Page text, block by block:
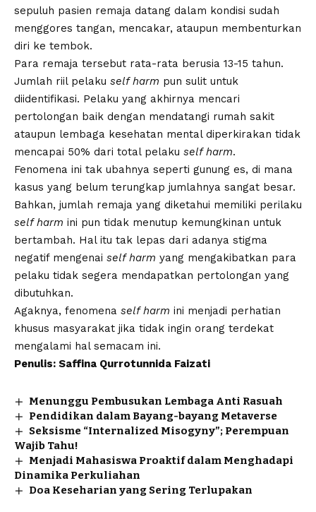
sepuluh pasien remaja datang dalam kondisi sudah
menggores tangan, mencakar, ataupun membenturkan
diri ke tembok.
Para remaja tersebut rata-rata berusia 13-15 tahun.
Jumlah riil pelaku self harm pun sulit untuk
diidentifikasi. Pelaku yang akhirnya mencari
pertolongan baik dengan mendatangi rumah sakit
ataupun lembaga kesehatan mental diperkirakan tidak
mencapai 50% dari total pelaku self harm.
Fenomena ini tak ubahnya seperti gunung es, di mana
kasus yang belum terungkap jumlahnya sangat besar.
Bahkan, jumlah remaja yang diketahui memiliki perilaku
self harm ini pun tidak menutup kemungkinan untuk
bertambah. Hal itu tak lepas dari adanya stigma
negatif mengenai self harm yang mengakibatkan para
pelaku tidak segera mendapatkan pertolongan yang
dibutuhkan.
Agaknya, fenomena self harm ini menjadi perhatian
khusus masyarakat jika tidak ingin orang terdekat
mengalami hal semacam ini.
Penulis: Saffina Qurrotunnida Faizati
Menunggu Pembusukan Lembaga Anti Rasuah
Pendidikan dalam Bayang-bayang Metaverse
Seksisme “Internalized Misogyny”; Perempuan
Wajib Tahu!
Menjadi Mahasiswa Proaktif dalam Menghadapi
Dinamika Perkuliahan
Doa Keseharian yang Sering Terlupakan